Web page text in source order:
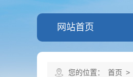
网站首页
您的位置： 首页 >